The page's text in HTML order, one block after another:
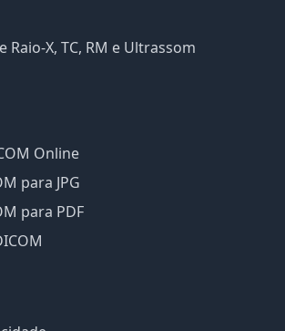
Raio-X, TC, RM e Ultrassom
Online
para JPG
para PDF